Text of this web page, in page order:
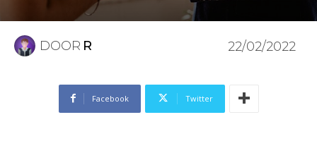
DOOR R 22/02/2022
Facebook Twitter